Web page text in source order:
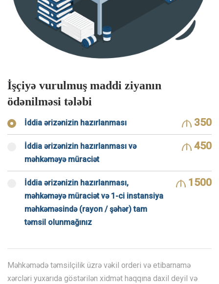
İşçiyə vurulmuş maddi ziyanın
ödənilməsi tələbi
İddia ərizənizin hazırlanması 350
İddia ərizənizin hazırlanması və
məhkəməyə müraciət
450
İddia ərizənizin hazırlanması,
məhkəməyə müraciət və 1-ci instansiya
məhkəməsində (rayon / şəhər) tam
təmsil olunmağınız
1500
Məhkəmədə təmsilçilik üzrə vəkil orderi və etibarnamə
xərcləri yuxarıda göstərilən xidmət haqqına daxil deyil və